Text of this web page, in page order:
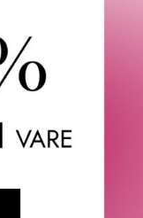
og den
den parisiske
majestetiske